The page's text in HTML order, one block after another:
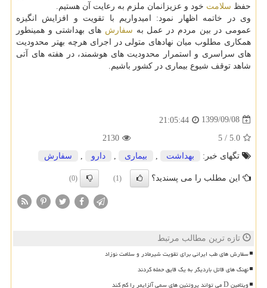
حفظ سلامت خود و عزیزانمان ملزم به رعایت آن هستیم.
وی در خاتمه اظهار نمود: امیدواریم با تقویت و افزایش انگیزه
عمومی در بین مردم در عمل به سفارش های بهداشتی و همینطور
همکاری مطلوب میان نهادهای متولی در اجرای هرچه بهتر محدودیت
های سراسری و استمرار محدودیت های هوشمند، در هفته های آتی
شاهد توقف شیوع بیماری در کشور باشیم.
1399/09/08
21:05:44
5.0
/
5
2130
تگهای خبر:
بهداشت بیماری دارو سفارش
این مطلب را می پسندید؟ (1)
(0)
تازه ترین مطالب مرتبط
سفارش های طب ایرانی برای تقویت شیرمادر و سلامت نوزاد
نهنگ های قاتل باردیگر به یک قایق حمله کردند
ویتامین D می تواند پروتئین های سمی آلزایمر را کم کند